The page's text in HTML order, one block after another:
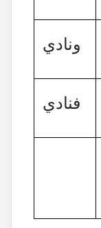
ونادي
فنادي